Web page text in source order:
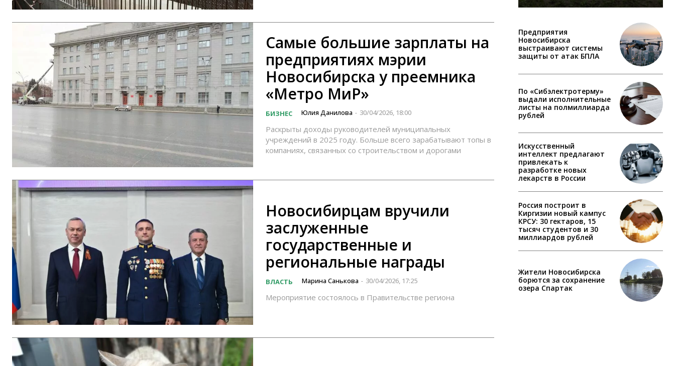
Самые большие зарплаты на
предприятиях мэрии
Новосибирска у преемника
«Метро МиР»
БИЗНЕС Юлия Данилова - 30/04/2026, 18:00
Раскрыты доходы руководителей муниципальных
учреждений в 2025 году. Больше всего зарабатывают топы в
компаниях, связанных со строительством и дорогами
Новосибирцам вручили
заслуженные
государственные и
региональные награды
ВЛАСТЬ Марина Санькова - 30/04/2026, 17:25
Мероприятие состоялось в Правительстве региона
Предприятия
Новосибирска
выстраивают системы
защиты от атак БПЛА
По «Сибэлектротерму»
выдали исполнительные
листы на полмиллиарда
рублей
Искусственный
интеллект предлагают
привлекать к
разработке новых
лекарств в России
Россия построит в
Киргизии новый кампус
КРСУ: 30 гектаров, 15
тысяч студентов и 30
миллиардов рублей
Жители Новосибирска
борются за сохранение
озера Спартак